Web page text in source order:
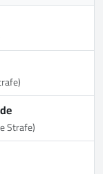
Strafe)